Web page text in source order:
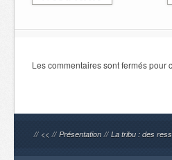
Les commentaires sont fermés pour
// << // Présentation // La tribu : des